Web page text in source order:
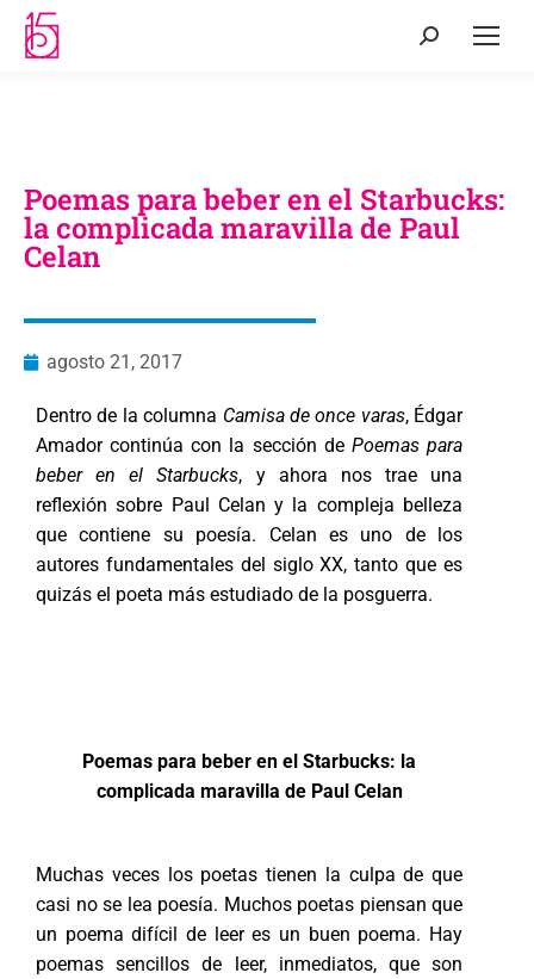
Poemas para beber en el Starbucks:
la complicada maravilla de Paul
Celan
agosto 21, 2017
Dentro de la columna Camisa de once varas, Édgar
Amador continúa con la sección de Poemas para
beber en el Starbucks, y ahora nos trae una
reflexión sobre Paul Celan y la compleja belleza
que contiene su poesía. Celan es uno de los
autores fundamentales del siglo XX, tanto que es
quizás el poeta más estudiado de la posguerra.
Poemas para beber en el Starbucks: la
complicada maravilla de Paul Celan
Muchas veces los poetas tienen la culpa de que
casi no se lea poesía. Muchos poetas piensan que
un poema difícil de leer es un buen poema. Hay
poemas sencillos de leer, inmediatos, que son